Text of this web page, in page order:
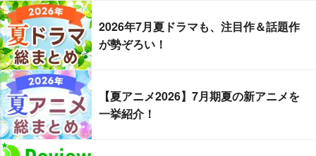
2026年7月夏ドラマも、注目作＆話題作
が勢ぞろい！
【夏アニメ2026】7月期夏の新アニメを
一挙紹介！